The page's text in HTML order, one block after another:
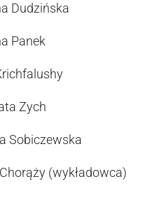
Dudzińska
Panek
Zych
Sobiczewska
(wykładowca)